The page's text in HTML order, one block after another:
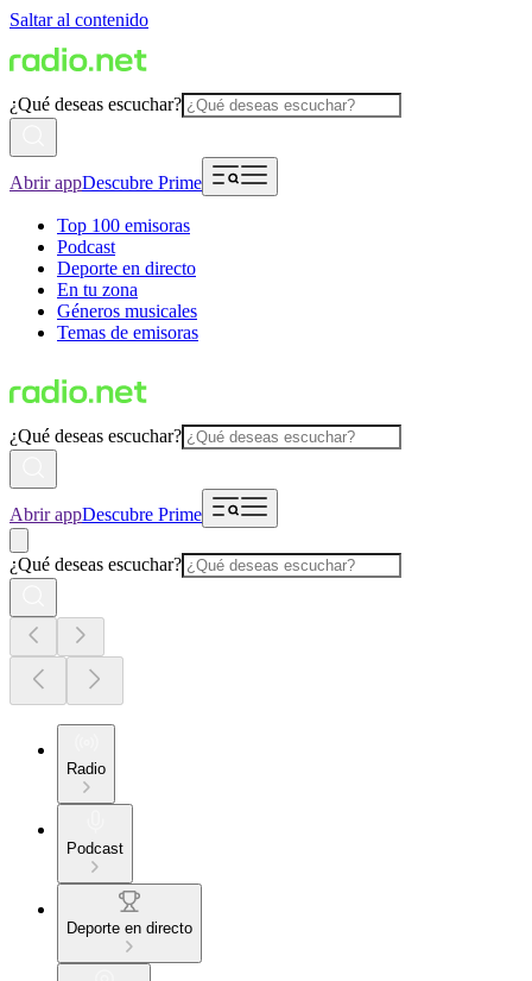
Saltar al contenido
¿Qué deseas escuchar?
Abrir appDescubre Prime
Top 100 emisoras
Podcast
Deporte en directo
En tu zona
Géneros musicales
Temas de emisoras
¿Qué deseas escuchar?
Abrir appDescubre Prime
¿Qué deseas escuchar?
Radio
Podcast
Deporte en directo